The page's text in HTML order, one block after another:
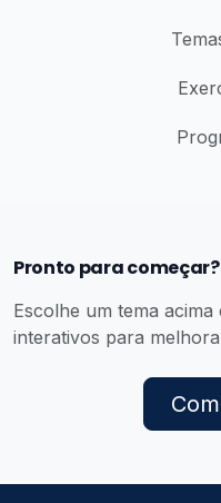
Pronto para começar?
Escolhe um tema
interativos para